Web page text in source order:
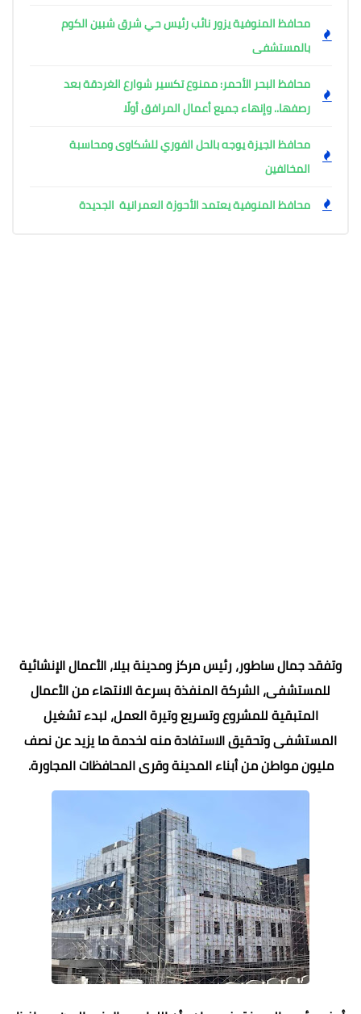
محافظ المنوفية يزور نائب رئيس حي شرق شبين الكوم
بالمستشفى
محافظ البحر الأحمر: ممنوع تكسير شوارع الغردقة بعد
رصفها.. وإنهاء جميع أعمال المرافق أولًا
محافظ الجيزة يوجه بالحل الفوري للشكاوى ومحاسبة
المخالفين
محافظ المنوفية يعتمد الأحوزة العمرانية الجديدة
وتفقد جمال ساطور، رئيس مركز ومدينة بيلا، الأعمال الإنشائية
للمستشفى، الشركة المنفذة بسرعة الانتهاء من الأعمال
المتبقية للمشروع وتسريع وتيرة العمل، لبدء تشغيل
المستشفى وتحقيق الاستفادة منه لخدمة ما يزيد عن نصف
مليون مواطن من أبناء المدينة وقرى المحافظات المجاورة.